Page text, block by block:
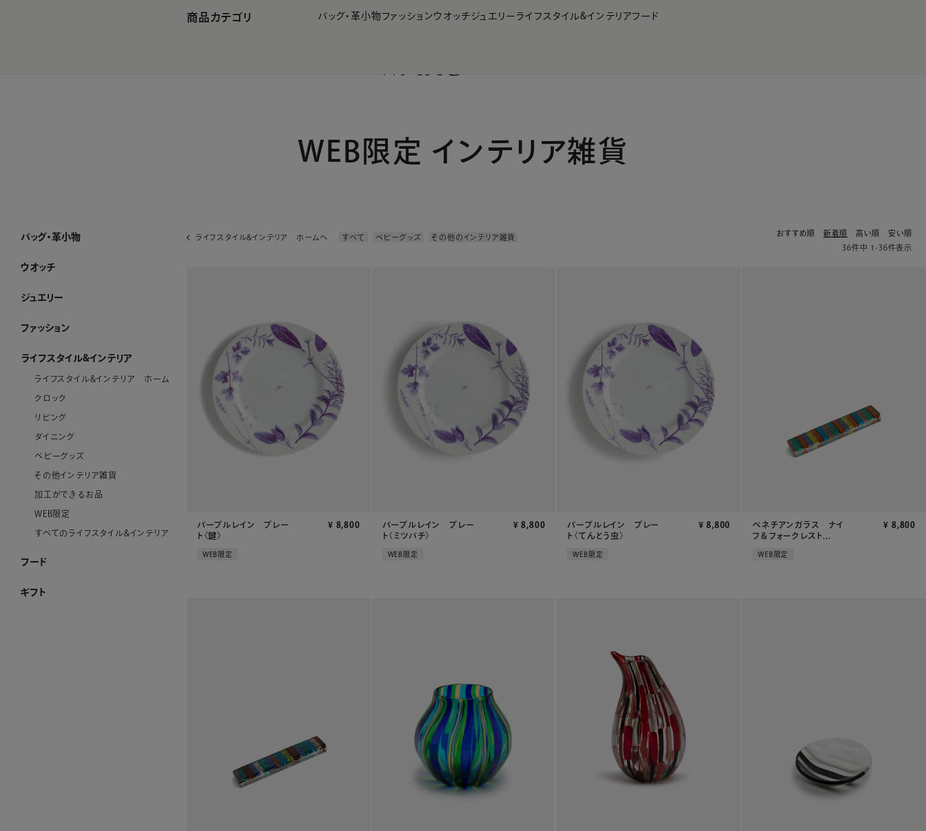
商品カテゴリ バッグ・革小物 ファッションウオッチジュエリー ライフスタイル&インテリアフード
WEB限定 インテリア雑貨
バッグ・革小物
バッグ・革小物 ホーム
SUIHA
MANACO
WAKO×MAURO GOVERNA
ハンドバッグ
トートバッグ
ショルダーバッグ・ポシェット
フォーマルバッグ・パーティーバッグ
ボストンバッグ・リュック
その他のバッグ
すべてのバッグ
長財布
折り財布
小銭入れ
キーケース・カードケース
その他の革小物
すべての革小物
WEB限定
すべてのバッグ・革小物
ウオッチ
ウオッチ ホーム
WAKOウオッチ メンズ
WAKOウオッチ レディース
セイコーウオッチ
ボーム＆メルシエウオッチ
イッセイミヤケウオッチ
すべてのウオッチ
ジュエリー
ジュエリー ホーム
アショカダイヤモンド
ネックレス
イヤリング・ピアス
ブレスレット
ブローチ
リング
すべてのジュエリー
ファッション
ファッション ホーム
PURE CRAFT
NEW CLOSET
レディースアパレル
メンズアパレル
ストール・マフラー・スカーフ
ハンカチーフ
アクセサリー
その他のファッション雑貨
WEB限定
すべてのファッション
ライフスタイル&インテリア
ライフスタイル&インテリア ホーム
クロック
リビング
ダイニング
ベビーグッズ
その他インテリア雑貨
加工ができるお品
WEB限定
すべてのライフスタイル&インテリア
フード
ギフト
おすすめ順 新着順 高い順
安い順
36件中 1-36件表示
ライフスタイル&インテリア ホームへ すべて ベビーグッズ その他のインテリア雑貨
パープルレイン プレー
ト〈鍵〉
¥ 8,800
WEB限定
パープルレイン プレー
ト〈ミツバチ〉
¥ 8,800
WEB限定
パープルレイン プレー
ト〈てんとう虫〉
¥ 8,800
WEB限定
ベネチアンガラス ナイ
フ＆フォークレスト...
¥ 8,800
WEB限定